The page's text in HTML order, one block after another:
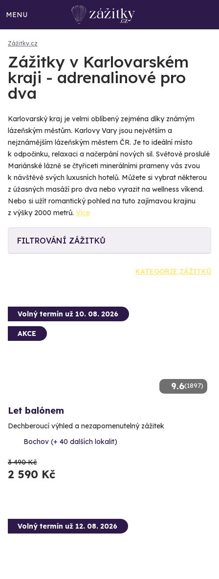
MENU
Zážitky.cz
Zážitky v Karlovarském
kraji - adrenalinové pro
dva
Karlovarský kraj je velmi oblíbený zejména díky známým
lázeňským městům. Karlovy Vary jsou největším a
nejznámějším lázeňským městem ČR. Je to ideální místo
k odpočinku, relaxaci a načerpání nových sil. Světově proslulé
Mariánské lázně se čtyřiceti minerálními prameny vás zvou
k návštěvě svých luxusních hotelů. Můžete si vybrat některou
z úžasných masáží pro dva nebo vyrazit na wellness víkend.
Nebo si užít romantický pohled na tuto zajímavou krajinu
z výšky 2000 metrů. Více
FILTROVÁNÍ ZÁŽITKŮ
KATEGORIE ZÁŽITKŮ
9.6(1897)
Volný termín už 10. 08. 2026
AKCE
Let balónem
Dechberoucí výhled a nezapomenutelný zážitek
Bochov (+ 40 dalších lokalit)
3 490 Kč
2 590 Kč
Volný termín už 12. 08. 2026